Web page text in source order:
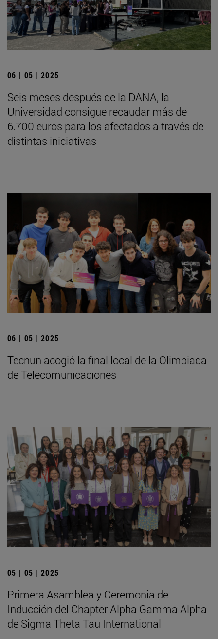
06 | 05 | 2025
Seis meses después de la DANA, la
Universidad consigue recaudar más de
6.700 euros para los afectados a través de
distintas iniciativas
06 | 05 | 2025
­Tecnun acogió la final local de la Olimpiada
de Telecomunicaciones
05 | 05 | 2025
Primera Asamblea y Ceremonia de
Inducción del Chapter Alpha Gamma Alpha
de Sigma Theta Tau International